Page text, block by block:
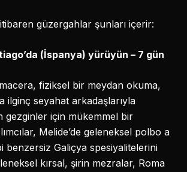
güzergahlar şunları içerir:
(İspanya) yürüyün – 7 gün
fiziksel bir meydan okuma,
ilginç seyahat arkadaşlarıyla
gezginler için mükemmel bir
Melide’de geleneksel polbo a
benzersiz Galiçya spesiyalitelerini
kırsal, şirin mezralar, Roma